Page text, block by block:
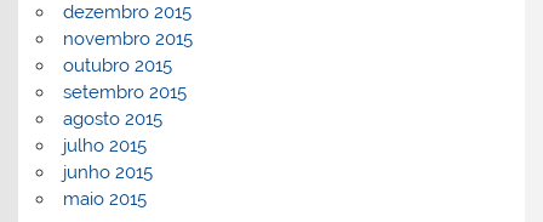
dezembro 2015
novembro 2015
outubro 2015
setembro 2015
agosto 2015
julho 2015
junho 2015
maio 2015